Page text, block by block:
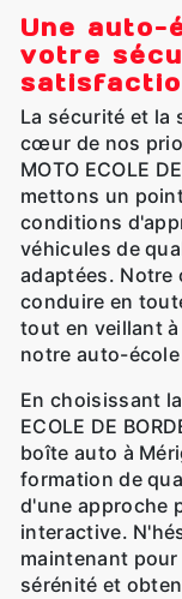
Une auto-
votre
La sécurité et la
cœur de nos
MOTO ECOLE
mettons un
conditions
véhicules de
adaptées. Notre
conduire en
tout en veillant
notre auto-
En choisissant la
ECOLE DE
boîte auto à
formation de
d'une approche
interactive.
maintenant
sérénité et